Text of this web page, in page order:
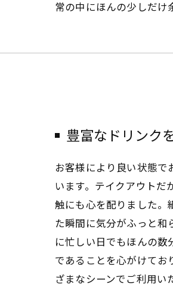
常の中にほんの少しだけ
豊富なドリンク
お客様により良い状態で
います。テイクアウトだ
触にも心を配りました。
た瞬間に気分がふっと和
に忙しい日でもほんの数
であることを心がけてお
ざまなシーンでご利用い